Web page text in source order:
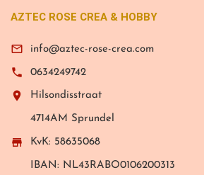
AZTEC ROSE CREA & HOBBY
 info@aztec-rose-crea.com
 0634249742
 Hilsondisstraat
4714AM Sprundel
 KvK: 58635068
IBAN: NL43RABO0106200313